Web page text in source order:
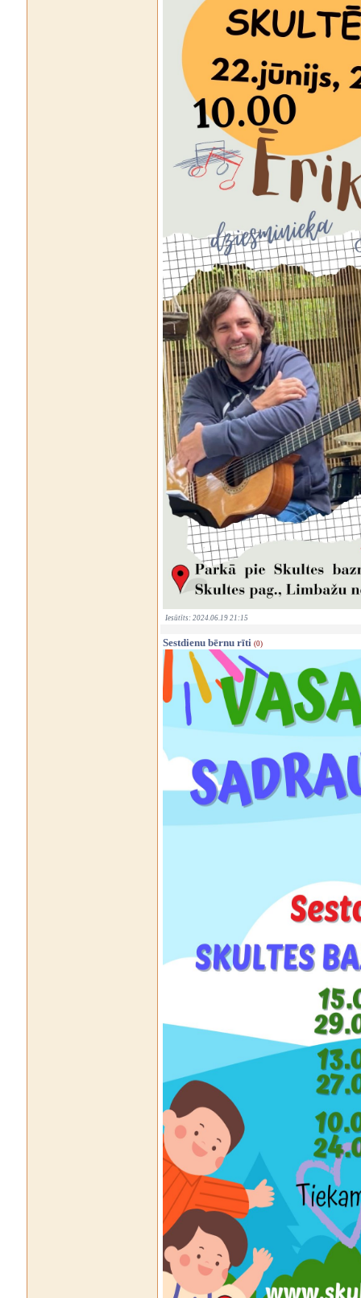
Iesūtīts: 2024.06.19 21:15
Sestdienu bērnu rīti (0)